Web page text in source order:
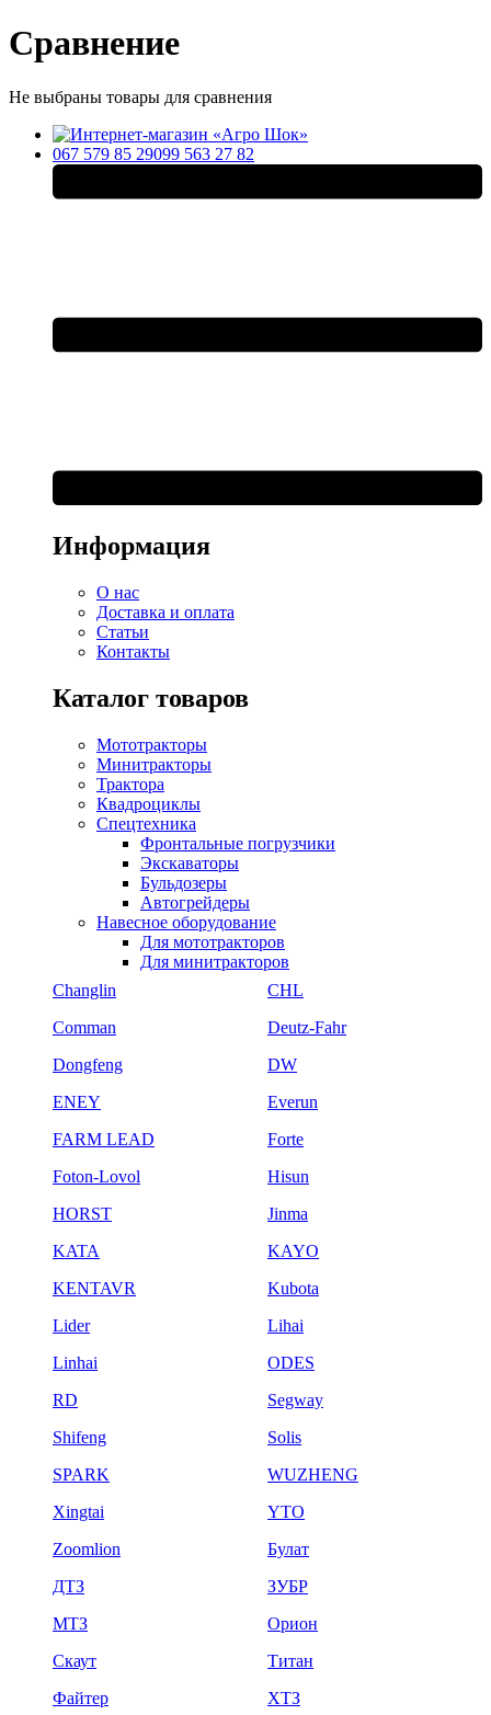
Сравнение
Не выбраны товары для сравнения
067 579 85 29099 563 27 82
Информация
О нас
Доставка и оплата
Статьи
Контакты
Каталог товаров
Мототракторы
Минитракторы
Трактора
Квадроциклы
Спецтехника
Фронтальные погрузчики
Экскаваторы
Бульдозеры
Автогрейдеры
Навесное оборудование
Для мототракторов
Для минитракторов
Changlin
CHL
Comman
Deutz-Fahr
Dongfeng
DW
ENEY
Everun
FARM LEAD
Forte
Foton-Lovol
Hisun
HORST
Jinma
KATA
KAYO
KENTAVR
Kubota
Lider
Lihai
Linhai
ODES
RD
Segway
Shifeng
Solis
SPARK
WUZHENG
Xingtai
YTO
Zoomlion
Булат
ДТЗ
ЗУБР
МТЗ
Орион
Скаут
Титан
Файтер
ХТЗ